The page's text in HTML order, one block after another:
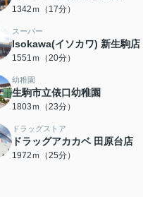
1342ｍ（17分）
スーパー
Isokawa(イソカワ) 新生駒店
1551ｍ（20分）
幼稚園
生駒市立俵口幼稚園
1803ｍ（23分）
ドラッグストア
ドラッグアカカベ 田原台店
1972ｍ（25分）